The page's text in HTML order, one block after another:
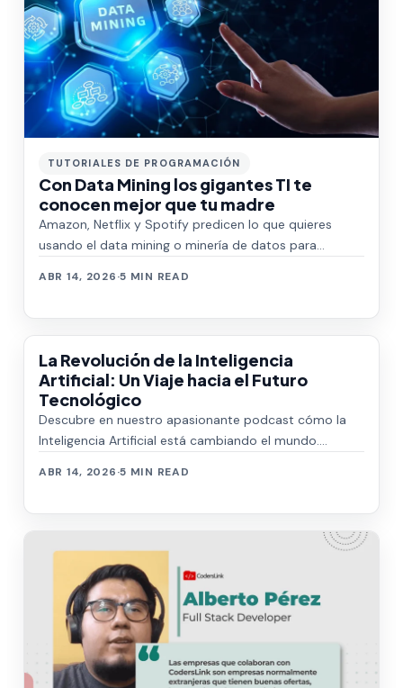
TUTORIALES DE PROGRAMACIÓN
Con Data Mining los gigantes TI te
conocen mejor que tu madre
Amazon, Netflix y Spotify predicen lo que quieres
usando el data mining o minería de datos para
ABR 14, 2026·5 MIN READ
La Revolución de la Inteligencia
Artificial: Un Viaje hacia el Futuro
Tecnológico
Descubre en nuestro apasionante podcast cómo la
Inteligencia Artificial está cambiando el mundo.
ABR 14, 2026·5 MIN READ